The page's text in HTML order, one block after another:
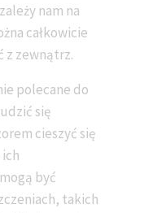
nam na
całkowicie
z zewnątrz.
polecane do
się
cieszyć się
być
takich